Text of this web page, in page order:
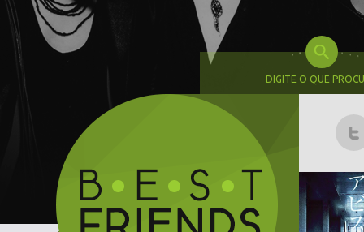
DIGITE O QUE